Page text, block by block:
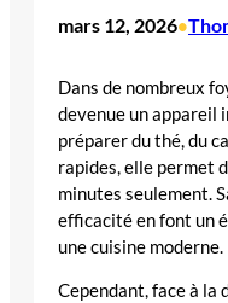
mars 12, 2026•
Dans de nombreux
devenue un appareil
préparer du thé, du
rapides, elle permet
minutes seulement.
efficacité en font un
une cuisine moderne.
Cependant, face à la